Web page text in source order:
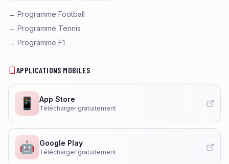
→ Programme Football
→ Programme Tennis
→ Programme F1
APPLICATIONS MOBILES
📱 App Store
Télécharger gratuitement
🤖 Google Play
Télécharger gratuitement